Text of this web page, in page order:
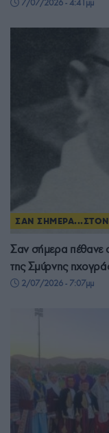
7/07/2026 - 4:41μμ
ΣΑΝ
Σαν σήμερα πέθανε
της Σμύρνης
2/07/2026 - 7:07μμ